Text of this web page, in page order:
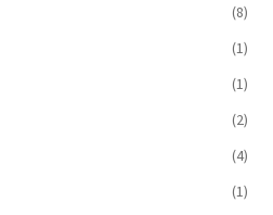
(8)
(1)
(1)
(2)
(4)
(1)